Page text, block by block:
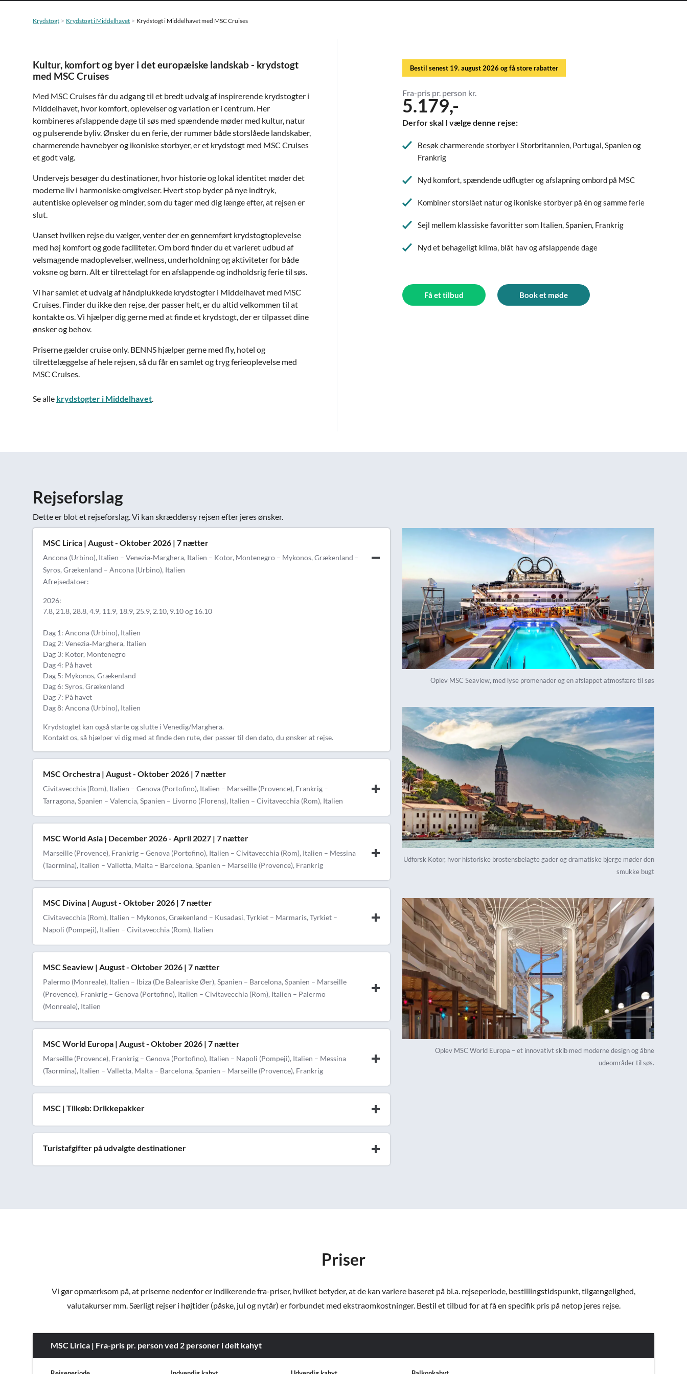
Krydstogt Krydstogt i Middelhavet Krydstogt i Middelhavet med MSC Cruises
Kultur, komfort og byer i det europæiske landskab - krydstogt
med MSC Cruises
Med MSC Cruises får du adgang til et bredt udvalg af inspirerende krydstogter i
Middelhavet, hvor komfort, oplevelser og variation er i centrum. Her
kombineres afslappende dage til søs med spændende møder med kultur, natur
og pulserende byliv. Ønsker du en ferie, der rummer både storslåede landskaber,
charmerende havnebyer og ikoniske storbyer, er et krydstogt med MSC Cruises
et godt valg.
Undervejs besøger du destinationer, hvor historie og lokal identitet møder det
moderne liv i harmoniske omgivelser. Hvert stop byder på nye indtryk,
autentiske oplevelser og minder, som du tager med dig længe efter, at rejsen er
slut.
Uanset hvilken rejse du vælger, venter der en gennemført krydstogtoplevelse
med høj komfort og gode faciliteter. Om bord finder du et varieret udbud af
velsmagende madoplevelser, wellness, underholdning og aktiviteter for både
voksne og børn. Alt er tilrettelagt for en afslappende og indholdsrig ferie til søs.
Vi har samlet et udvalg af håndplukkede krydstogter i Middelhavet med MSC
Cruises. Finder du ikke den rejse, der passer helt, er du altid velkommen til at
kontakte os. Vi hjælper dig gerne med at finde et krydstogt, der er tilpasset dine
ønsker og behov.
Priserne gælder cruise only. BENNS hjælper gerne med fly, hotel og
tilrettelæggelse af hele rejsen, så du får en samlet og tryg ferieoplevelse med
MSC Cruises.
Se alle krydstogter i Middelhavet.
Bestil senest 19. august 2026 og få store rabatter
Fra-pris pr. person kr.
5.179,-
Derfor skal I vælge denne rejse:
Besøk charmerende storbyer i Storbritannien, Portugal, Spanien og
Frankrig
Nyd komfort, spændende udflugter og afslapning ombord på MSC
Kombiner storslået natur og ikoniske storbyer på én og samme ferie
Sejl mellem klassiske favoritter som Italien, Spanien, Frankrig
Nyd et behageligt klima, blåt hav og afslappende dage
Få et tilbud Book et møde
Rejseforslag
Dette er blot et rejseforslag. Vi kan skræddersy rejsen efter jeres ønsker.
MSC Lirica | August - Oktober 2026 | 7 nætter
Ancona (Urbino), Italien – Venezia‑Marghera, Italien – Kotor, Montenegro – Mykonos, Grækenland –
Syros, Grækenland – Ancona (Urbino), Italien
Afrejsedatoer:
2026:
7.8, 21.8, 28.8, 4.9, 11.9, 18.9, 25.9, 2.10, 9.10 og 16.10
Dag 1: Ancona (Urbino), Italien
Dag 2: Venezia‑Marghera, Italien
Dag 3: Kotor, Montenegro
Dag 4: På havet
Dag 5: Mykonos, Grækenland
Dag 6: Syros, Grækenland
Dag 7: På havet
Dag 8: Ancona (Urbino), Italien
Krydstogtet kan også starte og slutte i Venedig/Marghera.
Kontakt os, så hjælper vi dig med at finde den rute, der passer til den dato, du ønsker at rejse.
MSC Orchestra | August - Oktober 2026 | 7 nætter
Civitavecchia (Rom), Italien – Genova (Portofino), Italien – Marseille (Provence), Frankrig –
Tarragona, Spanien – Valencia, Spanien – Livorno (Florens), Italien – Civitavecchia (Rom), Italien
MSC World Asia | December 2026 - April 2027 | 7 nætter
Marseille (Provence), Frankrig – Genova (Portofino), Italien – Civitavecchia (Rom), Italien – Messina
(Taormina), Italien – Valletta, Malta – Barcelona, Spanien – Marseille (Provence), Frankrig
MSC Divina | August - Oktober 2026 | 7 nætter
Civitavecchia (Rom), Italien – Mykonos, Grækenland – Kusadasi, Tyrkiet – Marmaris, Tyrkiet –
Napoli (Pompeji), Italien – Civitavecchia (Rom), Italien
MSC Seaview | August - Oktober 2026 | 7 nætter
Palermo (Monreale), Italien – Ibiza (De Baleariske Øer), Spanien – Barcelona, Spanien – Marseille
(Provence), Frankrig – Genova (Portofino), Italien – Civitavecchia (Rom), Italien – Palermo
(Monreale), Italien
MSC World Europa | August - Oktober 2026 | 7 nætter
Marseille (Provence), Frankrig – Genova (Portofino), Italien – Napoli (Pompeji), Italien – Messina
(Taormina), Italien – Valletta, Malta – Barcelona, Spanien – Marseille (Provence), Frankrig
MSC | Tilkøb: Drikkepakker
Turistafgifter på udvalgte destinationer
Oplev MSC Seaview, med lyse promenader og en afslappet atmosfære til søs
Udforsk Kotor, hvor historiske brostensbelagte gader og dramatiske bjerge møder den
smukke bugt
Oplev MSC World Europa – et innovativt skib med moderne design og åbne
udeområder til søs.
Priser
Vi gør opmærksom på, at priserne nedenfor er indikerende fra-priser, hvilket betyder, at de kan variere baseret på bl.a. rejseperiode, bestillingstidspunkt, tilgængelighed,
valutakurser mm. Særligt rejser i højtider (påske, jul og nytår) er forbundet med ekstraomkostninger. Bestil et tilbud for at få en specifik pris på netop jeres rejse.
MSC Lirica | Fra-pris pr. person ved 2 personer i delt kahyt